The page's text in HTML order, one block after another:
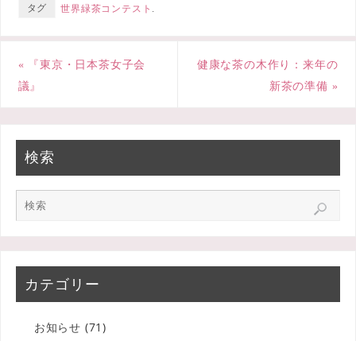
e
タグ 世界緑茶コンテスト .
« 『東京・日本茶女子会
議』
健康な茶の木作り：来年の
新茶の準備 »
検索
カテゴリー
お知らせ (71)